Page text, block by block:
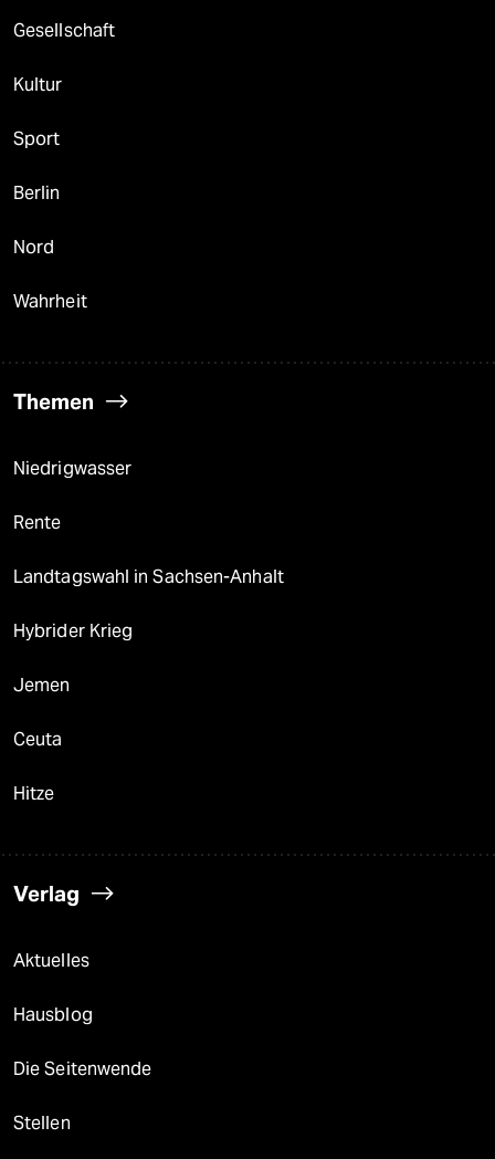
Gesellschaft
Kultur
Sport
Berlin
Nord
Wahrheit
Themen
Niedrigwasser
Rente
Landtagswahl in Sachsen-Anhalt
Hybrider Krieg
Jemen
Ceuta
Hitze
Verlag
Aktuelles
Hausblog
Die Seitenwende
Stellen